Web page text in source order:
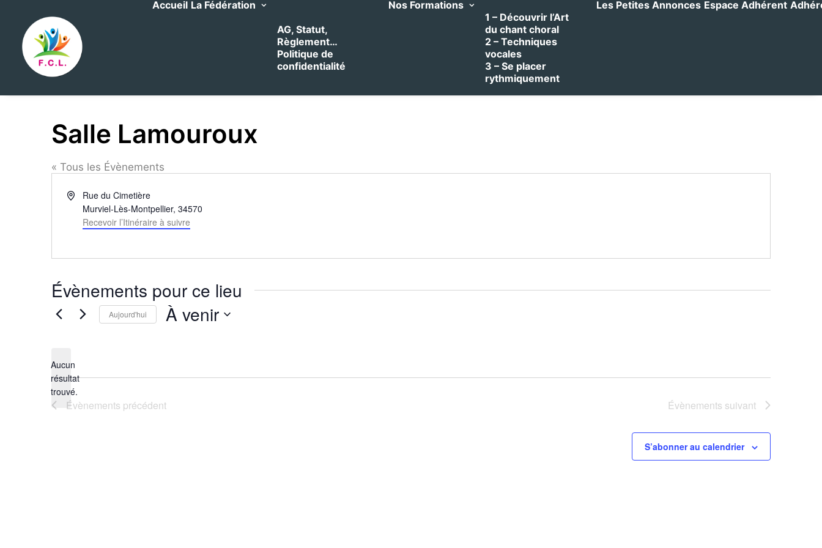
Accueil La Fédération
AG, Statut,
Règlement…
Politique de
confidentialité
Nos Formations
1 – Découvrir l’Art
du chant choral
2 – Techniques
vocales
3 – Se placer
rythmiquement
Les Petites Annonces Espace Adhérent
Salle Lamouroux
« Tous les Évènements
AdresseRue du Cimetière
Murviel-Lès-Montpellier, 34570
Recevoir l’Itinéraire à suivre
Évènements pour ce lieu
Notice
Aucun
résultat
trouvé.
Aujourd'hui À venir
Évènements précédent Évènements suivant
S’abonner au calendrier